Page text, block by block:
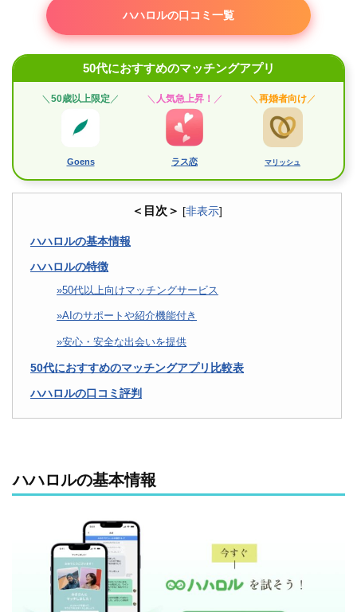
ハハロルの口コミ一覧
50代におすすめのマッチングアプリ
＼ 50歳以上限定 ／ ＼ 人気急上昇！ ／ ＼ 再婚者向け／
Goens ラス恋 マリッシュ
＜目次＞ [非表示]
ハハロルの基本情報
ハハロルの特徴
50代以上向けマッチングサービス
AIのサポートや紹介機能付き
安心・安全な出会いを提供
50代におすすめのマッチングアプリ比較表
ハハロルの口コミ評判
ハハロルの基本情報